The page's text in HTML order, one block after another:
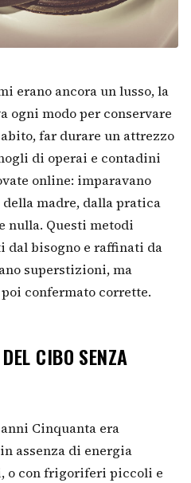
erano ancora un lusso, la
ogni modo per conservare
far durare un attrezzo
di operai e contadini
online: imparavano
madre, dalla pratica
nulla. Questi metodi
dal bisogno e raffinati da
superstizioni, ma
confermato corrette.
CIBO SENZA
Cinquanta era
assenza di energia
o con frigoriferi piccoli e